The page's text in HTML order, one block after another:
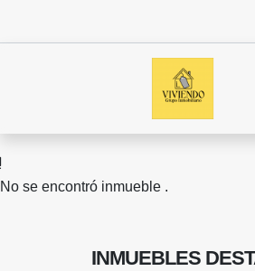
No se encontró inmueble .
INMUEBLES